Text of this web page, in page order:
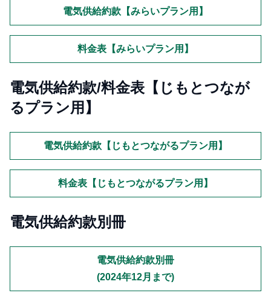
電気供給約款【みらいプラン用】
料金表【みらいプラン用】
電気供給約款/料金表【じもとつなが
るプラン用】
電気供給約款【じもとつながるプラン用】
料金表【じもとつながるプラン用】
電気供給約款別冊
電気供給約款別冊
(2024年12月まで)